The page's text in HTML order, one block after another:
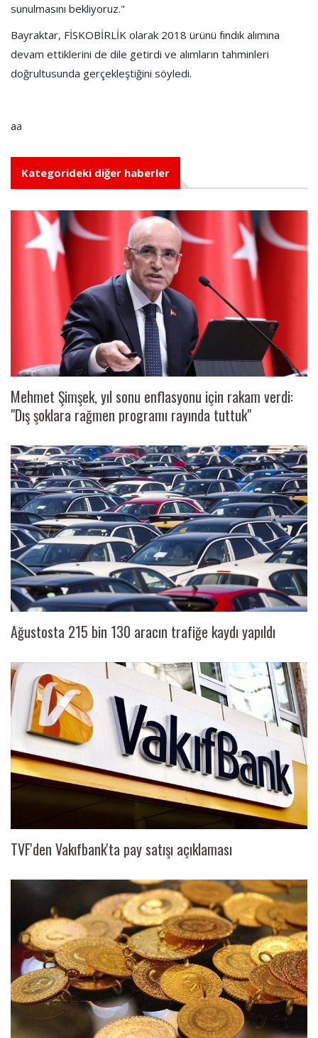
sunulmasını bekliyoruz."
Bayraktar, FİSKOBİRLİK olarak 2018 ürünü fındık alımına
devam ettiklerini de dile getirdi ve alımların tahminleri
doğrultusunda gerçekleştiğini söyledi.
aa
Kategorideki diğer haberler
Mehmet Şimşek, yıl sonu enflasyonu için rakam verdi:
"Dış şoklara rağmen programı rayında tuttuk"
Ağustosta 215 bin 130 aracın trafiğe kaydı yapıldı
TVF'den Vakıfbank'ta pay satışı açıklaması